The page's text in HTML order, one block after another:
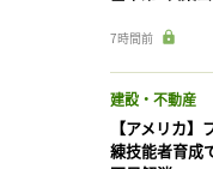
7時間前
建設・不動産
【アメリカ
練技能者育成